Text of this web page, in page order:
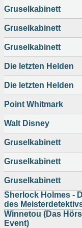
Gruselkabinett
Gruselkabinett
Gruselkabinett
Die letzten Helden
Die letzten Helden
Point Whitmark
Walt Disney
Gruselkabinett
Gruselkabinett
Gruselkabinett
Sherlock Holmes -
des
Winnetou (Das
Event)